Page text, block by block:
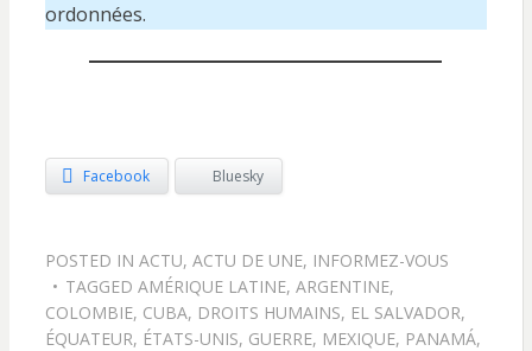
ordonnées.
Facebook Bluesky
POSTED IN ACTU, ACTU DE UNE, INFORMEZ-VOUS
TAGGED AMÉRIQUE LATINE, ARGENTINE,
COLOMBIE, CUBA, DROITS HUMAINS, EL SALVADOR,
ÉQUATEUR, ÉTATS-UNIS, GUERRE, MEXIQUE, PANAMÁ,